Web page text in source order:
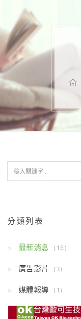
分類列表
最新消息 (15)
廣告影片 (3)
媒體報導 (1)